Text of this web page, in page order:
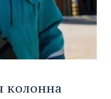
колонна